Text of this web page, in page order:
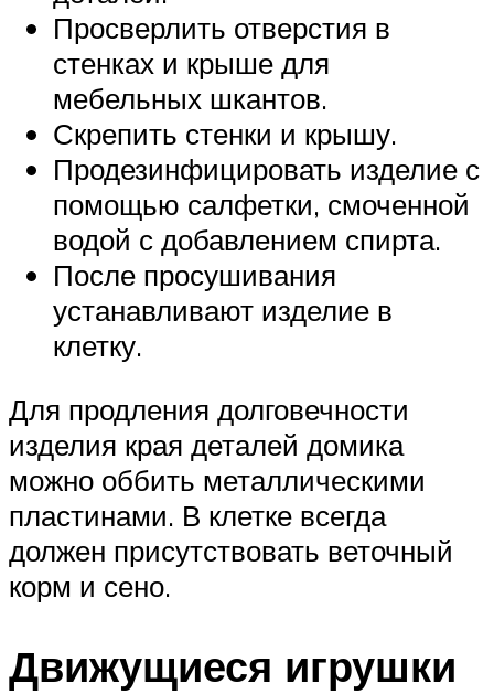
Просверлить отверстия в
стенках и крыше для
мебельных шкантов.
Скрепить стенки и крышу.
Продезинфицировать изделие с
помощью салфетки, смоченной
водой с добавлением спирта.
После просушивания
устанавливают изделие в
клетку.
Для продления долговечности
изделия края деталей домика
можно оббить металлическими
пластинами. В клетке всегда
должен присутствовать веточный
корм и сено.
Движущиеся игрушки